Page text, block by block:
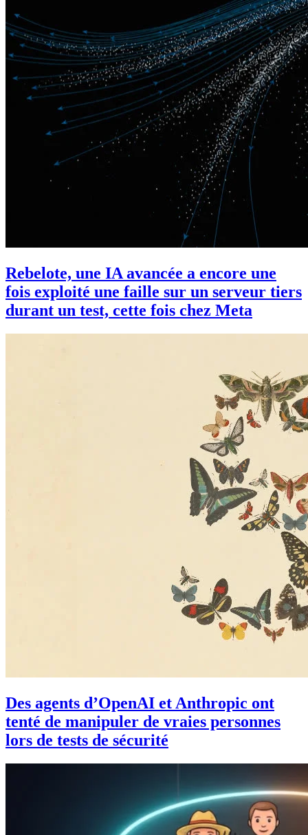
Rebelote, une IA avancée a encore une
fois exploité une faille sur un serveur tiers
durant un test, cette fois chez Meta
Des agents d’OpenAI et Anthropic ont
tenté de manipuler de vraies personnes
lors de tests de sécurité